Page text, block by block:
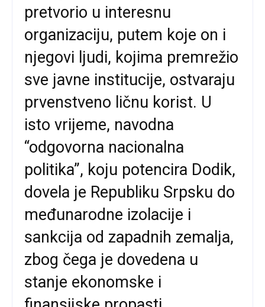
pretvorio u interesnu
organizaciju, putem koje on i
njegovi ljudi, kojima premrežio
sve javne institucije, ostvaraju
prvenstveno ličnu korist. U
isto vrijeme, navodna
“odgovorna nacionalna
politika”, koju potencira Dodik,
dovela je Republiku Srpsku do
međunarodne izolacije i
sankcija od zapadnih zemalja,
zbog čega je dovedena u
stanje ekonomske i